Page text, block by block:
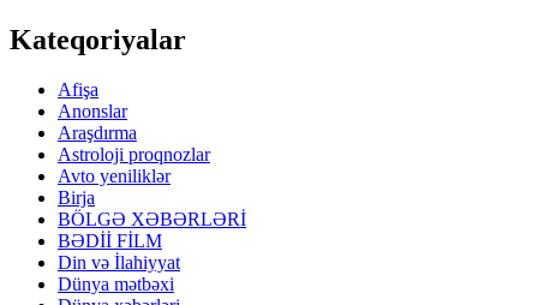
Kateqoriyalar
Afişa
Anonslar
Araşdırma
Astroloji proqnozlar
Avto yeniliklər
Birja
BÖLGƏ XƏBƏRLƏRİ
BƏDİİ FİLM
Din və İlahiyyat
Dünya mətbəxi